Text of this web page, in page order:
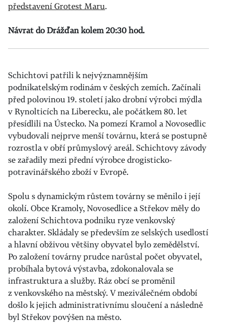
představení Grotest Maru.
Návrat do Drážďan kolem 20:30 hod.
Schichtovi patřili k nejvýznamnějším
podnikatelským rodinám v českých zemích. Začínali
před polovinou 19. století jako drobní výrobci mýdla
v Rynolticích na Liberecku, ale počátkem 80. let
přesídlili na Ústecko. Na pomezí Kramol a Novosedlic
vybudovali nejprve menší továrnu, která se postupně
rozrostla v obří průmyslový areál. Schichtovy závody
se zařadily mezi přední výrobce drogisticko-
potravinářského zboží v Evropě.
Spolu s dynamickým růstem továrny se měnilo i její
okolí. Obce Kramoly, Novosedlice a Střekov měly do
založení Schichtova podniku ryze venkovský
charakter. Skládaly se především ze selských usedlostí
a hlavní obživou většiny obyvatel bylo zemědělství.
Po založení továrny prudce narůstal počet obyvatel,
probíhala bytová výstavba, zdokonalovala se
infrastruktura a služby. Ráz obcí se proměnil
z venkovského na městský. V meziválečném období
došlo k jejich administrativnímu sloučení a následně
byl Střekov povýšen na město.